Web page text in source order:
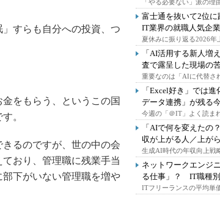
すらも自分への投資、つ
をもらう、というこの国
。
るのですが、世の中の会
おり、管理職に残業手当
下がいない管理職を増や
「やる必要ない」派の理
富士通を抜いて2位
IT業界の就職人気企
夏休みに振り返る2026年
「AI活用する新人増
査で露呈した現場の
重要なのは「AIに代替さ
「Excel好き」では
データ連携」が残る
今週の「＠IT」よく読ま
「AIで何を変えたの
収が上がる人／上が
生成AI時代の年収向上戦
ネットワークエンジ
る仕事」？ IT職種
ITフリーランスの平均単